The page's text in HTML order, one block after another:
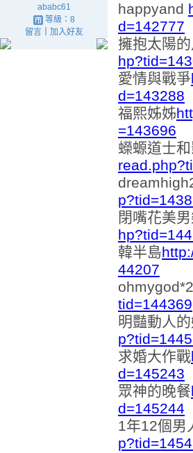
ababc61
等級：8
留言｜ 加入好友
happyand
d=142777
擁抱太陽
愛情與戰爭
d=143288
福熙姊姊
=143696
蠑螈道士
閉嘴花美
韓半島
44207
ohmygod*2
tid=144369
明豔動人
求婚大作戰
d=145243
眾神的晚餐
d=145244
1年12個男